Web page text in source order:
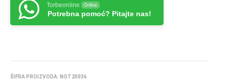
Torbeonline Online
Potrebna pomoć? Pitajte nas!
ŠIFRA PROIZVODA: NOT20036